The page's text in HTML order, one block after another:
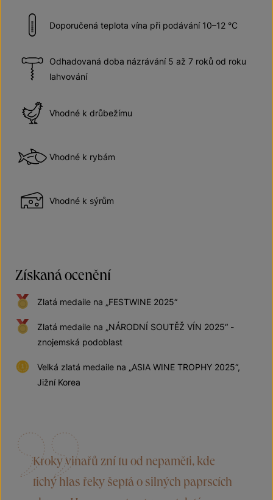
Doporučená teplota vína při podávání 10–12 °C
Odhadovaná doba názrávání 5 až 7 roků od roku
lahvování
Vhodné k drůbežímu
Vhodné k rybám
Vhodné k sýrům
Získaná ocenění
Zlatá medaile na „FESTWINE 2025“
Zlatá medaile na „NÁRODNÍ SOUTĚŽ VÍN 2025“ -
znojemská podoblast
Velká zlatá medaile na „ASIA WINE TROPHY 2025“,
Jižní Korea
Kroky vinařů zní tu od nepaměti, kde
tichý hlas řeky šeptá o silných paprscích